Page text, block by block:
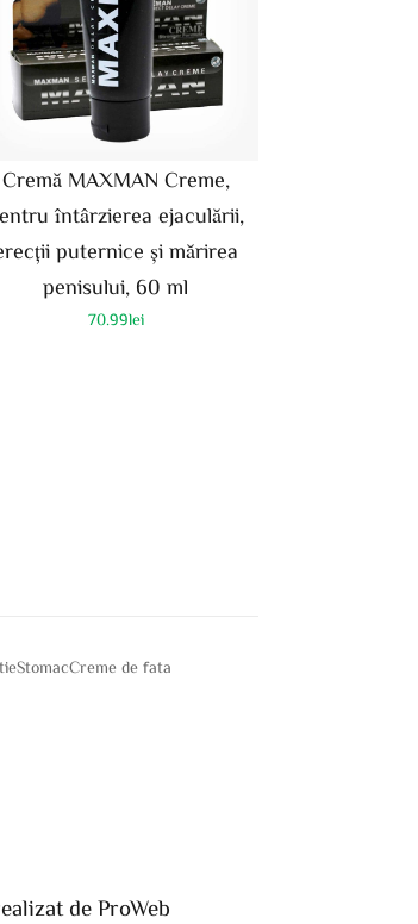
Cremă MAXMAN Creme,
întârzierea ejaculării,
puternice și mărirea
penisului, 60 ml
70.99lei
StomacCreme de fata
de ProWeb